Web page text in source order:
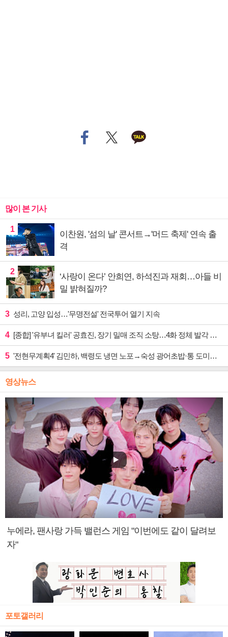
많이 본 기사
1
이찬원, '섬의 날' 콘서트→'머드 축제' 연속 출
격
2
‘사랑이 온다’ 안희연, 하석진과 재회…아들 비
밀 밝혀질까?
3 성리, 고양 입성…'무명전설' 전국투어 열기 지속
4 [종합] '유부녀 킬러' 공효진, 장기 밀매 조직 소탕…4화 정체 발각 위기 예고
5 '전현무계획4' 김민하, 백령도 냉면 노포→숙성 광어초밥·통 도미찜 맛집 탐방
영상뉴스
누에라, 팬사랑 가득 밸런스 게임 "이번에도 같이 달려보
자"
포토갤러리